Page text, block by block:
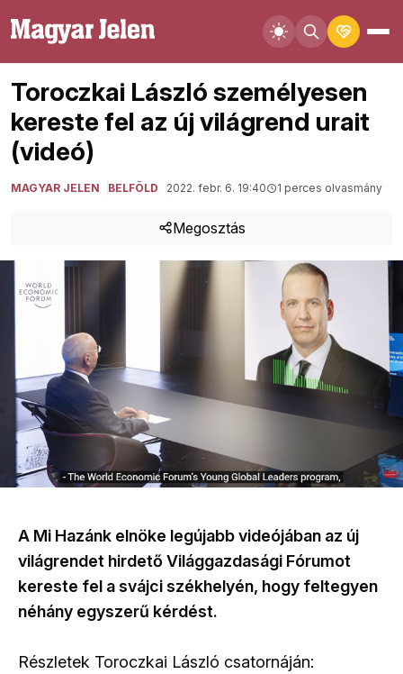
Toroczkai László személyesen
kereste fel az új világrend urait
(videó)
MAGYAR JELEN BELFÖLD 2022. febr. 6. 19:40 1 perces olvasmány
Megosztás
A Mi Hazánk elnöke legújabb videójában az új
világrendet hirdető Világgazdasági Fórumot
kereste fel a svájci székhelyén, hogy feltegyen
néhány egyszerű kérdést.
Részletek Toroczkai László csatornáján: